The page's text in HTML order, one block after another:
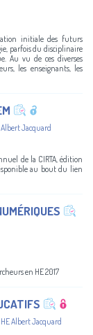
initiale des futurs
parfois du disciplinaire
Au vu de ces diverses
les enseignants, les
Albert Jacquard
de la CIRTA, édition
au bout du lien
en HE 2017
HE Albert Jacquard